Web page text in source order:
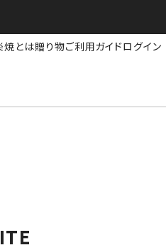
焼とは贈り物ご利用ガイドログイン